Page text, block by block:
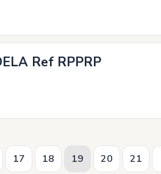
Ref RPPRP
17 18 19 20 21